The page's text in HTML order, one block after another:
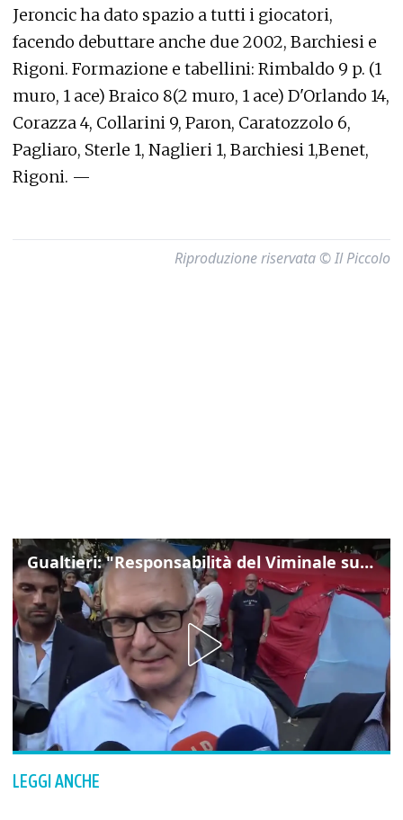
Jeroncic ha dato spazio a tutti i giocatori,
facendo debuttare anche due 2002, Barchiesi e
Rigoni. Formazione e tabellini: Rimbaldo 9 p. (1
muro, 1 ace) Braico 8(2 muro, 1 ace) D'Orlando 14,
Corazza 4, Collarini 9, Paron, Caratozzolo 6,
Pagliaro, Sterle 1, Naglieri 1, Barchiesi 1,Benet,
Rigoni. —
Riproduzione riservata © Il Piccolo
Gualtieri: "Responsabilità del Viminale su Spin Time? La posizione dei partiti è nota"
LEGGI ANCHE